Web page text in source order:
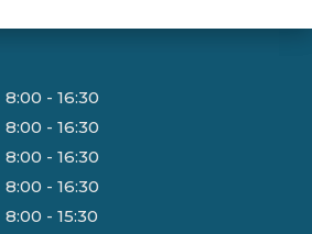
8:00 - 16:30
8:00 - 16:30
8:00 - 16:30
8:00 - 16:30
8:00 - 15:30